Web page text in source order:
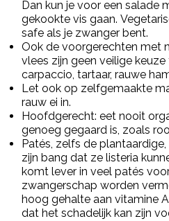
Dan kun je voor een salade
gekookte vis gaan.
safe als je zwanger bent.
Ook de voorgerechten met
vlees zijn geen veilige
carpaccio, tartaar, rauwe
Let ook op zelfgemaakte
rauw ei in.
Hoofdgerecht: eet nooit
genoeg gegaard is, zoals
Patés, zelfs de plantaardige,
zijn bang dat ze listeria
komt lever in veel patés
zwangerschap worden
hoog gehalte aan vitamine
dat het schadelijk kan zijn